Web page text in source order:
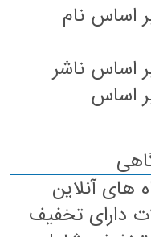
اساس نام
اساس ناشر
اساس
های آنلاین
دارای تخفیف